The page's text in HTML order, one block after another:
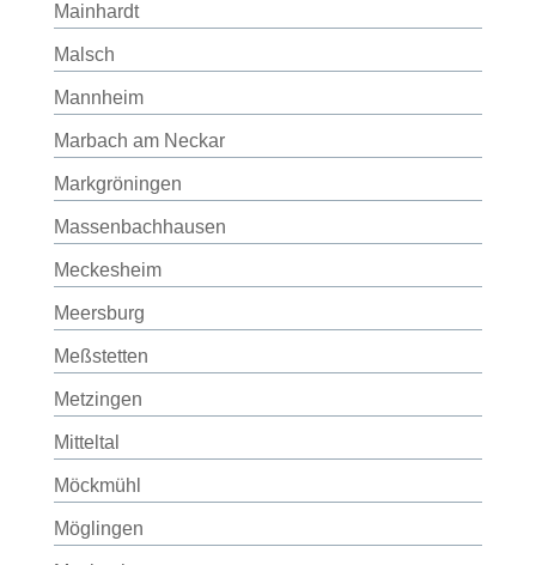
Mainhardt
Malsch
Mannheim
Marbach am Neckar
Markgröningen
Massenbachhausen
Meckesheim
Meersburg
Meßstetten
Metzingen
Mitteltal
Möckmühl
Möglingen